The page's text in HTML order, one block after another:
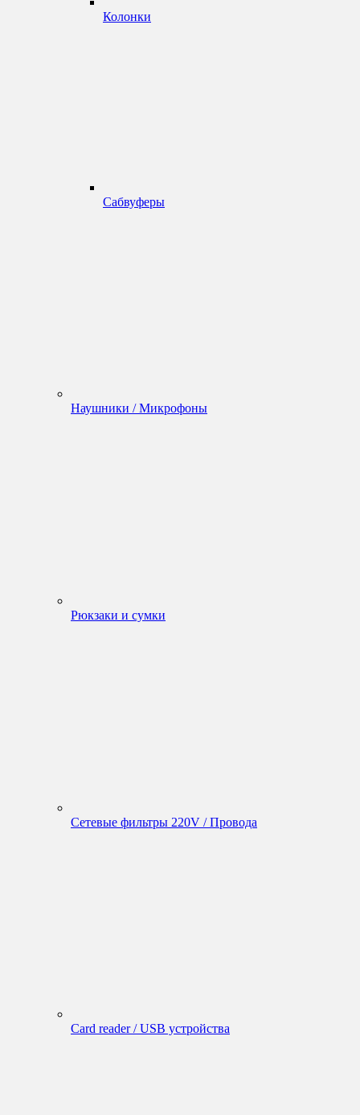
Колонки
Сабвуферы
Наушники / Микрофоны
Рюкзаки и сумки
Сетевые фильтры 220V / Провода
Card reader / USB устройства